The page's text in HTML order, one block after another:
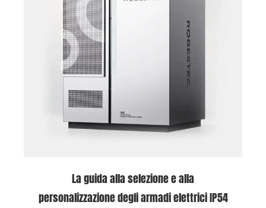
La guida alla selezione e alla
personalizzazione degli armadi elettrici IP54